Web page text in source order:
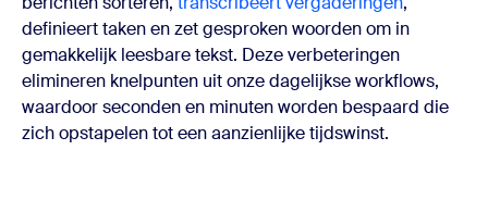
definieert taken en zet gesproken woorden om in
gemakkelijk leesbare tekst. Deze verbeteringen
elimineren knelpunten uit onze dagelijkse workflows,
waardoor seconden en minuten worden bespaard die
zich opstapelen tot een aanzienlijke tijdswinst.